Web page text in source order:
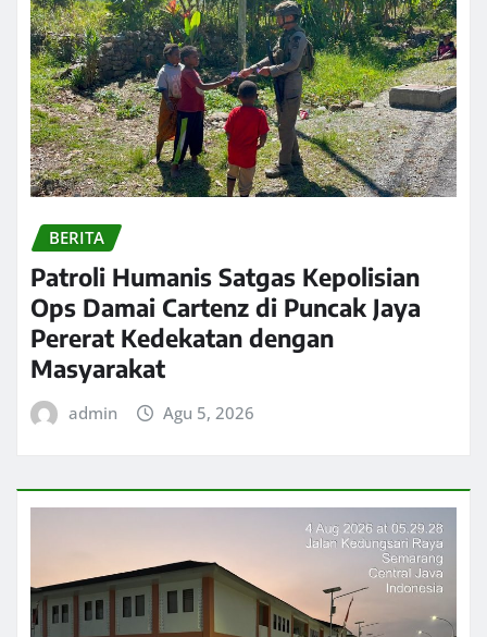
BERITA
Patroli Humanis Satgas Kepolisian
Ops Damai Cartenz di Puncak Jaya
Pererat Kedekatan dengan
Masyarakat
admin Agu 5, 2026